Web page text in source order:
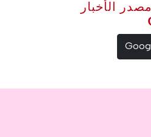
اجعل The Portugal News مصدر الأخبار